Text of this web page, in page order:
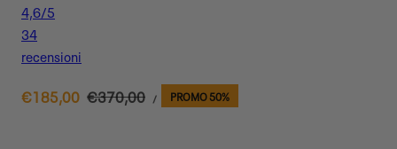
4,6/5
34
recensioni
Prezzo
€185,00 Prezzo
€370,00
PREZZO
UNITARIO
/PERPROMO 50%